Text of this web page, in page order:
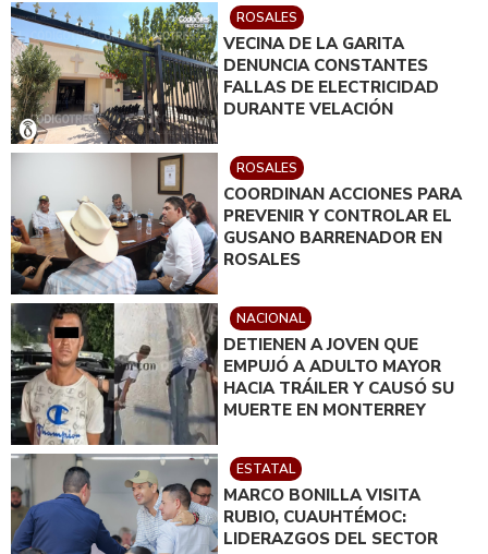
ROSALES
VECINA DE LA GARITA
DENUNCIA CONSTANTES
FALLAS DE ELECTRICIDAD
DURANTE VELACIÓN
ROSALES
COORDINAN ACCIONES PARA
PREVENIR Y CONTROLAR EL
GUSANO BARRENADOR EN
ROSALES
NACIONAL
DETIENEN A JOVEN QUE
EMPUJÓ A ADULTO MAYOR
HACIA TRÁILER Y CAUSÓ SU
MUERTE EN MONTERREY
ESTATAL
MARCO BONILLA VISITA
RUBIO, CUAUHTÉMOC:
LIDERAZGOS DEL SECTOR